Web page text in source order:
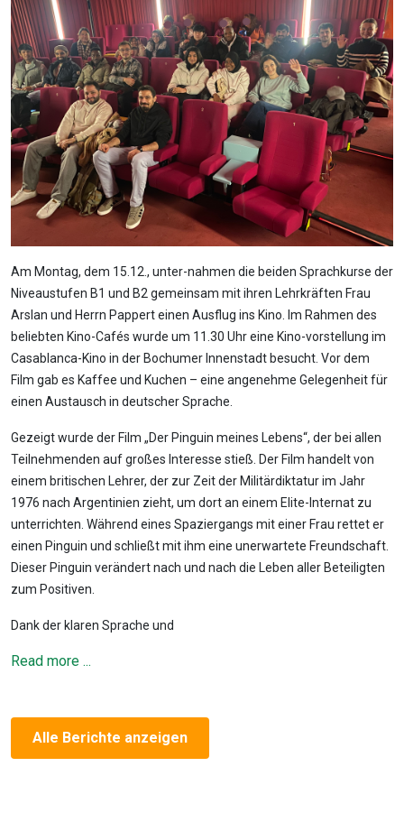
Am Montag, dem 15.12., unter-nahmen die beiden Sprachkurse der
Niveaustufen B1 und B2 gemeinsam mit ihren Lehrkräften Frau
Arslan und Herrn Pappert einen Ausflug ins Kino. Im Rahmen des
beliebten Kino-Cafés wurde um 11.30 Uhr eine Kino-vorstellung im
Casablanca-Kino in der Bochumer Innenstadt besucht. Vor dem
Film gab es Kaffee und Kuchen – eine angenehme Gelegenheit für
einen Austausch in deutscher Sprache.
Gezeigt wurde der Film „Der Pinguin meines Lebens“, der bei allen
Teilnehmenden auf großes Interesse stieß. Der Film handelt von
einem britischen Lehrer, der zur Zeit der Militärdiktatur im Jahr
1976 nach Argentinien zieht, um dort an einem Elite-Internat zu
unterrichten. Während eines Spaziergangs mit einer Frau rettet er
einen Pinguin und schließt mit ihm eine unerwartete Freundschaft.
Dieser Pinguin verändert nach und nach die Leben aller Beteiligten
zum Positiven.
Dank der klaren Sprache und
Read more ...
Alle Berichte anzeigen